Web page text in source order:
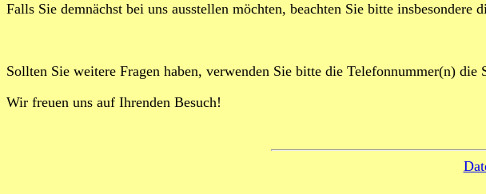
Falls Sie demnächst bei uns ausstellen möchten, beachten Sie bitte insbesondere
Sollten Sie weitere Fragen haben, verwenden Sie bitte die Telefonnummer(n) die
Wir freuen uns auf Ihrenden Besuch!